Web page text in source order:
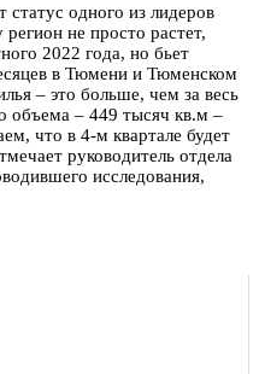
статус одного из лидеров
не просто растет,
2022 года, но бьет
в Тюмени и Тюменском
– это больше, чем за весь
объема – 449 тысяч кв.м –
что в 4-м квартале будет
руководитель отдела
исследования,